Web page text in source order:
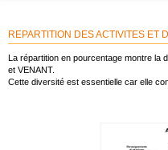
REPARTITION DES ACTIVITES ET
La répartition en pourcentage montre la
et VENANT.
Cette diversité est essentielle car elle